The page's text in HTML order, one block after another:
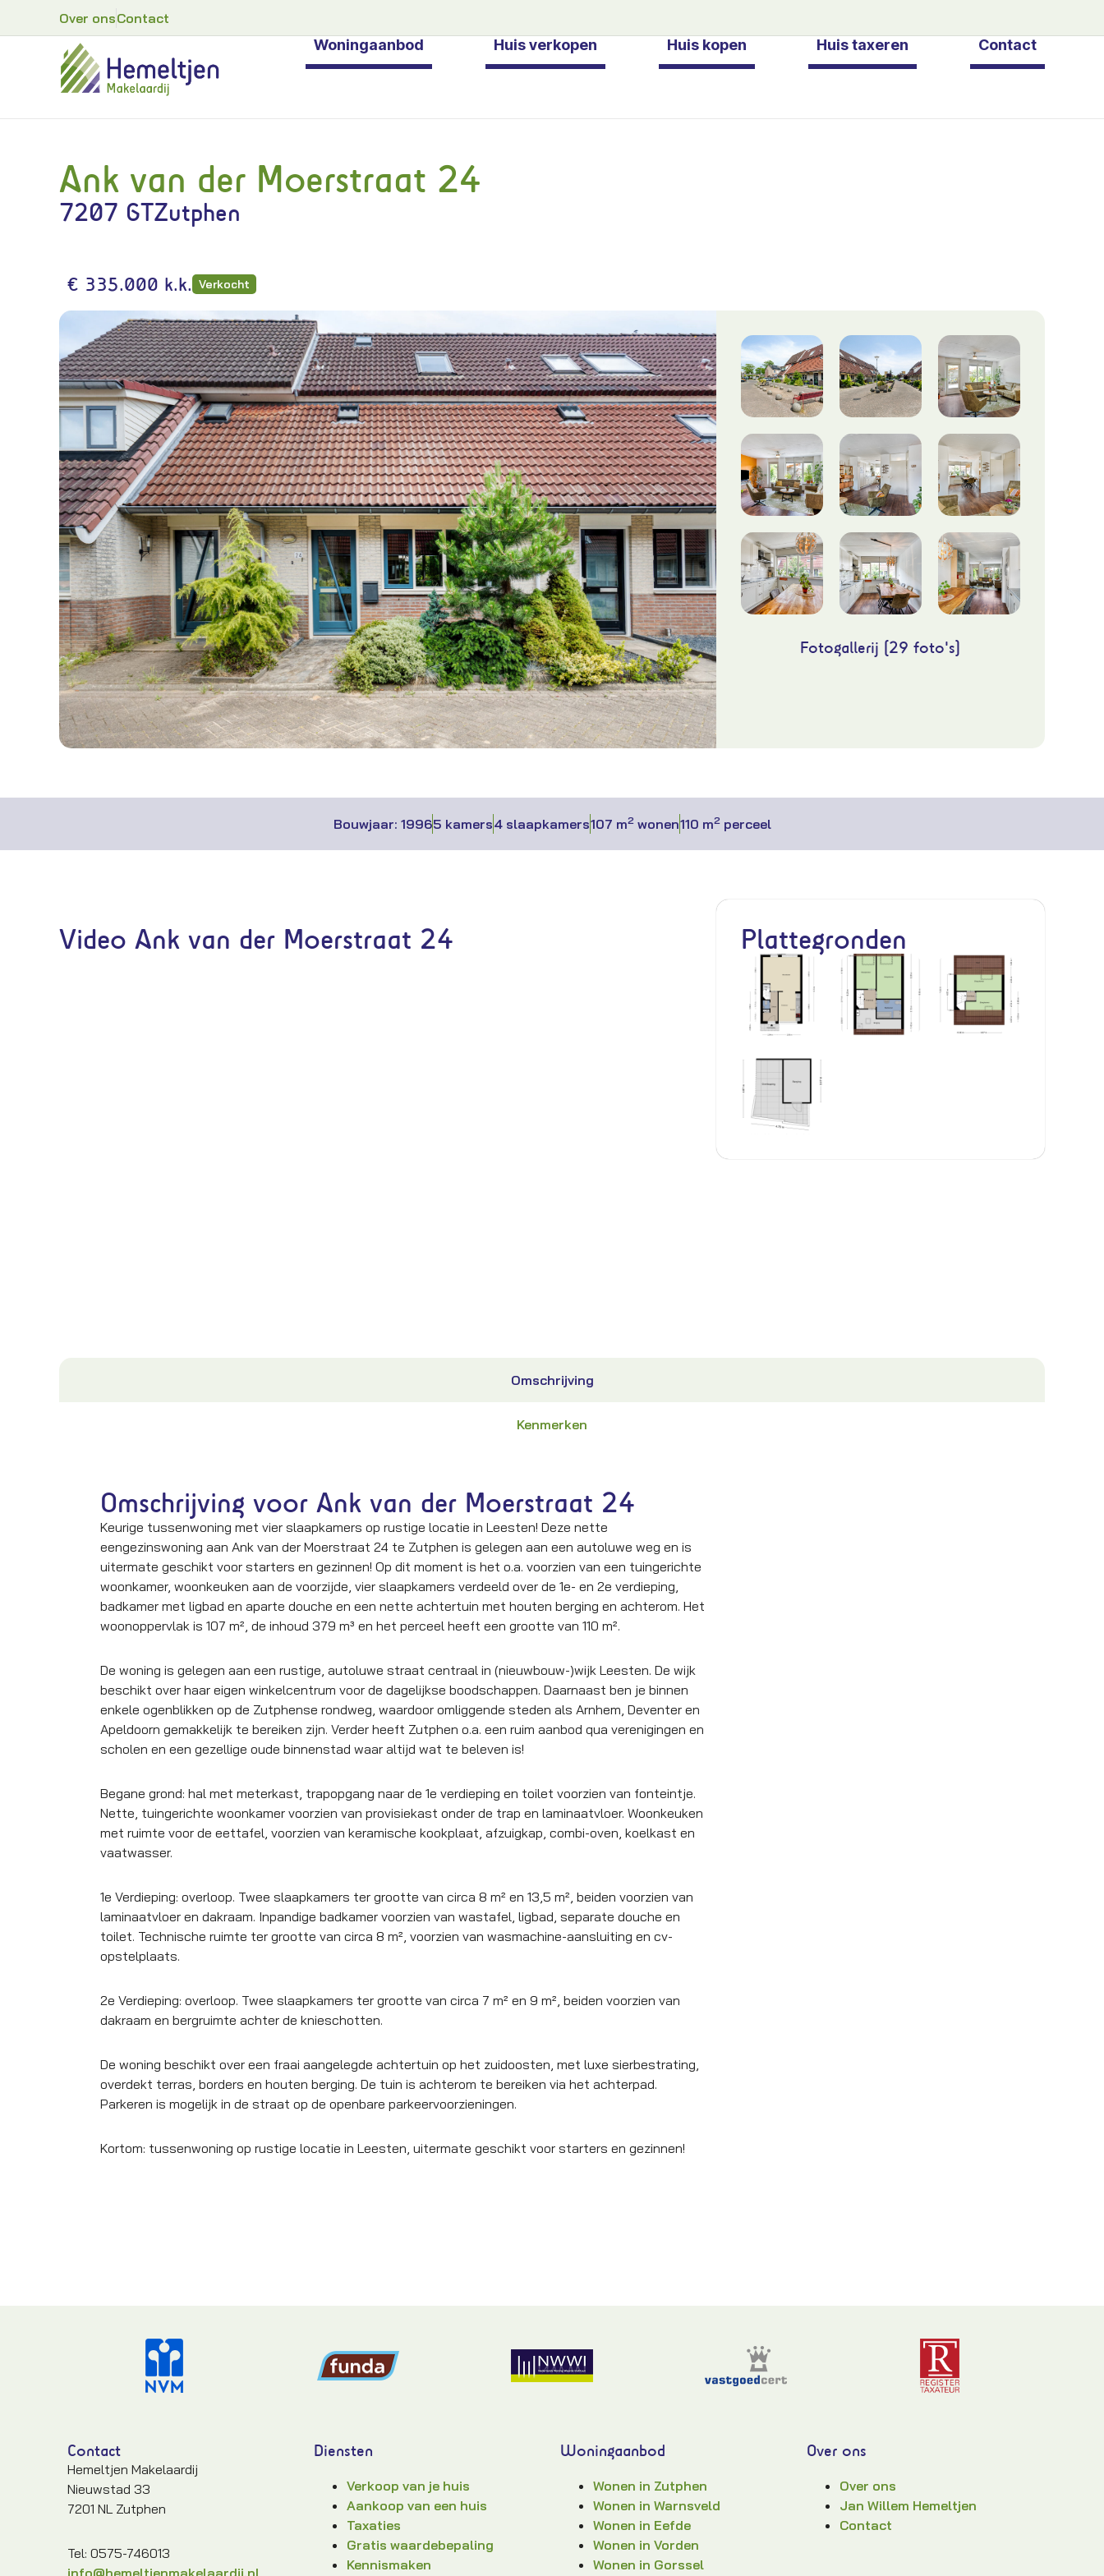
Over onsContact
Woningaanbod Huis verkopen Huis kopen Huis taxeren Contact
Ank van der Moerstraat 24
7207 GTZutphen
€ 335.000 k.k. Verkocht
Fotogallerij (29 foto's)
Bouwjaar: 19965 kamers4 slaapkamers107 m2wonen110 m2perceel
Video Ank van der Moerstraat 24 Plattegronden
Omschrijving
Kenmerken
Omschrijving voor Ank van der Moerstraat 24
Keurige tussenwoning met vier slaapkamers op rustige locatie in Leesten! Deze nette
eengezinswoning aan Ank van der Moerstraat 24 te Zutphen is gelegen aan een autoluwe weg en is
uitermate geschikt voor starters en gezinnen! Op dit moment is het o.a. voorzien van een tuingerichte
woonkamer, woonkeuken aan de voorzijde, vier slaapkamers verdeeld over de 1e- en 2e verdieping,
badkamer met ligbad en aparte douche en een nette achtertuin met houten berging en achterom. Het
woonoppervlak is 107 m², de inhoud 379 m³ en het perceel heeft een grootte van 110 m².
De woning is gelegen aan een rustige, autoluwe straat centraal in (nieuwbouw-)wijk Leesten. De wijk
beschikt over haar eigen winkelcentrum voor de dagelijkse boodschappen. Daarnaast ben je binnen
enkele ogenblikken op de Zutphense rondweg, waardoor omliggende steden als Arnhem, Deventer en
Apeldoorn gemakkelijk te bereiken zijn. Verder heeft Zutphen o.a. een ruim aanbod qua verenigingen en
scholen en een gezellige oude binnenstad waar altijd wat te beleven is!
Begane grond: hal met meterkast, trapopgang naar de 1e verdieping en toilet voorzien van fonteintje.
Nette, tuingerichte woonkamer voorzien van provisiekast onder de trap en laminaatvloer. Woonkeuken
met ruimte voor de eettafel, voorzien van keramische kookplaat, afzuigkap, combi-oven, koelkast en
vaatwasser.
1e Verdieping: overloop. Twee slaapkamers ter grootte van circa 8 m² en 13,5 m², beiden voorzien van
laminaatvloer en dakraam. Inpandige badkamer voorzien van wastafel, ligbad, separate douche en
toilet. Technische ruimte ter grootte van circa 8 m², voorzien van wasmachine-aansluiting en cv-
opstelplaats.
2e Verdieping: overloop. Twee slaapkamers ter grootte van circa 7 m² en 9 m², beiden voorzien van
dakraam en bergruimte achter de knieschotten.
De woning beschikt over een fraai aangelegde achtertuin op het zuidoosten, met luxe sierbestrating,
overdekt terras, borders en houten berging. De tuin is achterom te bereiken via het achterpad.
Parkeren is mogelijk in de straat op de openbare parkeervoorzieningen.
Kortom: tussenwoning op rustige locatie in Leesten, uitermate geschikt voor starters en gezinnen!
Contact
Hemeltjen Makelaardij
Nieuwstad 33
7201 NL Zutphen
Tel: 0575-746013
Diensten
Verkoop van je huis
Aankoop van een huis
Taxaties
Gratis waardebepaling
Kennismaken
Woningaanbod
Wonen in Zutphen
Wonen in Warnsveld
Wonen in Eefde
Wonen in Vorden
Wonen in Gorssel
Over ons
Over ons
Jan Willem Hemeltjen
Contact